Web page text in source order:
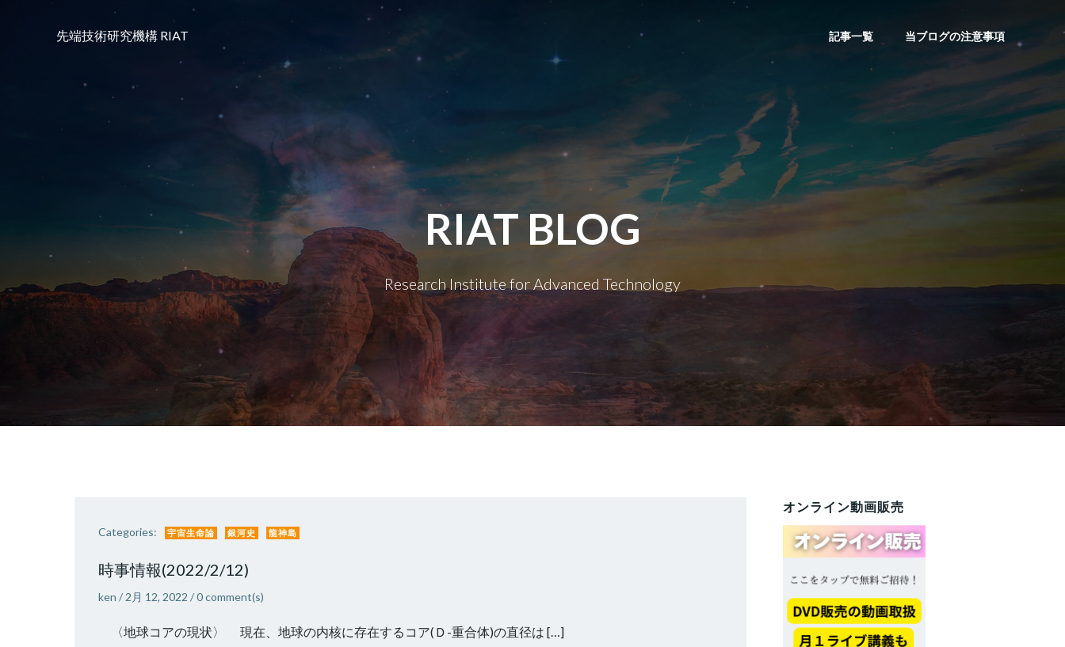
先端技術研究機構 RIAT 記事一覧 当ブログの注意事項
RIAT BLOG
Research Institute for Advanced Technology
Categories: 宇宙生命論 銀河史 龍神島
時事情報(2022/2/12)
ken / 2月 12, 2022 /0comment(s)
〈地球コアの現状〉 現在、地球の内核に存在するコア(Ｄ-重合体)の直径は […]
オンライン動画販売